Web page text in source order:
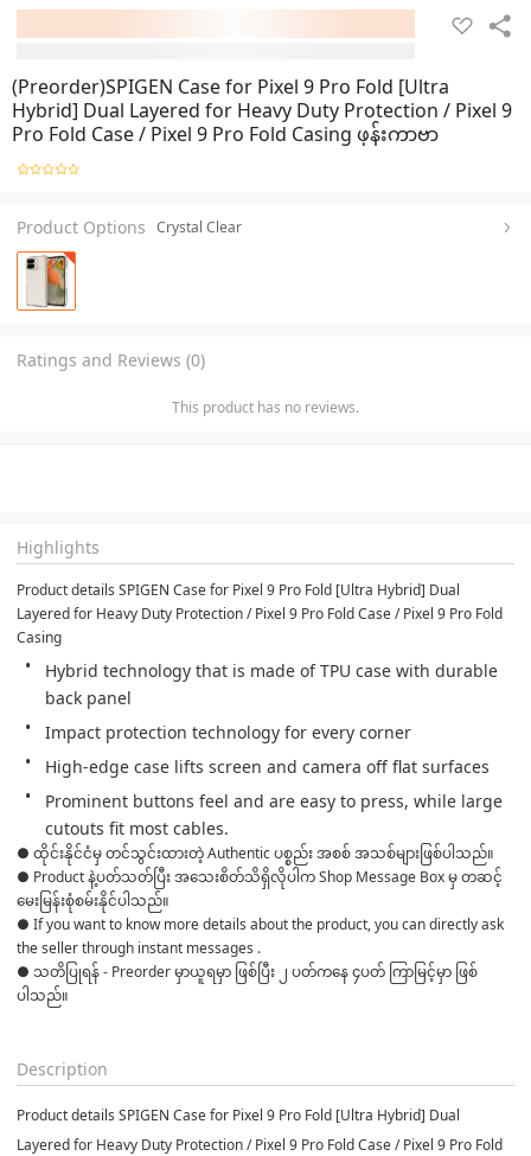
(Preorder)SPIGEN Case for Pixel 9 Pro Fold [Ultra
Hybrid] Dual Layered for Heavy Duty Protection / Pixel 9
Pro Fold Case / Pixel 9 Pro Fold Casing ဖုန်းကာဗာ
Product Options Crystal Clear
Ratings and Reviews (0)
This product has no reviews.
Highlights
Product details SPIGEN Case for Pixel 9 Pro Fold [Ultra Hybrid] Dual
Layered for Heavy Duty Protection / Pixel 9 Pro Fold Case / Pixel 9 Pro Fold
Casing
Hybrid technology that is made of TPU case with durable
back panel
Impact protection technology for every corner
High-edge case lifts screen and camera off flat surfaces
Prominent buttons feel and are easy to press, while large
cutouts fit most cables.
● ထိုင်းနိုင်ငံမှ တင်သွင်းထားတဲ့ Authentic ပစ္စည်း အစစ် အသစ်များဖြစ်ပါသည်။
● Product နဲ့ပတ်သတ်ပြီး အသေးစိတ်သိရှိလိုပါက Shop Message Box မှ တဆင့်
မေးမြန်းစုံစမ်းနိုင်ပါသည်။
● If you want to know more details about the product, you can directly ask
the seller through instant messages .
● သတိပြုရန် - Preorder မှာယူရမှာ ဖြစ်ပြီး ၂ ပတ်ကနေ ၄ပတ် ကြာမြင့်မှာ ဖြစ်
ပါသည်။
Description
Product details SPIGEN Case for Pixel 9 Pro Fold [Ultra Hybrid] Dual
Layered for Heavy Duty Protection / Pixel 9 Pro Fold Case / Pixel 9 Pro Fold